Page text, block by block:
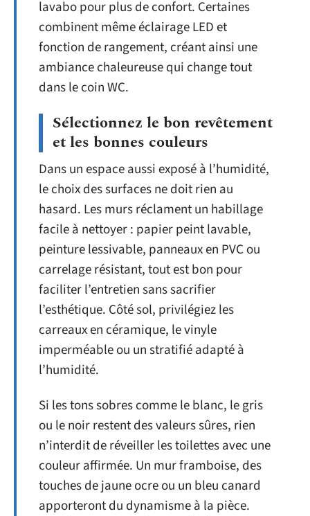
lavabo pour plus de confort. Certaines
combinent même éclairage LED et
fonction de rangement, créant ainsi une
ambiance chaleureuse qui change tout
dans le coin WC.
Sélectionnez le bon revêtement
et les bonnes couleurs
Dans un espace aussi exposé à l’humidité,
le choix des surfaces ne doit rien au
hasard. Les murs réclament un habillage
facile à nettoyer : papier peint lavable,
peinture lessivable, panneaux en PVC ou
carrelage résistant, tout est bon pour
faciliter l’entretien sans sacrifier
l’esthétique. Côté sol, privilégiez les
carreaux en céramique, le vinyle
imperméable ou un stratifié adapté à
l’humidité.
Si les tons sobres comme le blanc, le gris
ou le noir restent des valeurs sûres, rien
n’interdit de réveiller les toilettes avec une
couleur affirmée. Un mur framboise, des
touches de jaune ocre ou un bleu canard
apporteront du dynamisme à la pièce.